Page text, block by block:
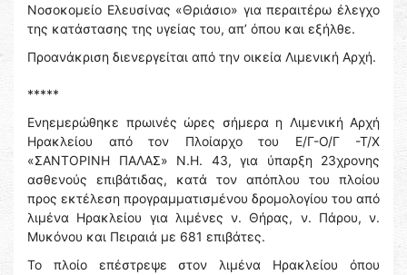
Νοσοκομείο Ελευσίνας «Θριάσιο» για περαιτέρω έλεγχο
της κατάστασης της υγείας του, απ’ όπου και εξήλθε.
Προανάκριση διενεργείται από την οικεία Λιμενική Αρχή.
*****
Ενηεμερώθηκε πρωινές ώρες σήμερα η Λιμενική Αρχή
Ηρακλείου από τον Πλοίαρχο του Ε/Γ-Ο/Γ -Τ/Χ
«ΣΑΝΤΟΡΙΝΗ ΠΑΛΑΣ» Ν.Η. 43, για ύπαρξη 23χρονης
ασθενούς επιβάτιδας, κατά τον απόπλου του πλοίου
προς εκτέλεση προγραμματισμένου δρομολογίου του από
λιμένα Ηρακλείου για λιμένες ν. Θήρας, ν. Πάρου, ν.
Μυκόνου και Πειραιά με 681 επιβάτες.
Το πλοίο επέστρεψε στον λιμένα Ηρακλείου όπου